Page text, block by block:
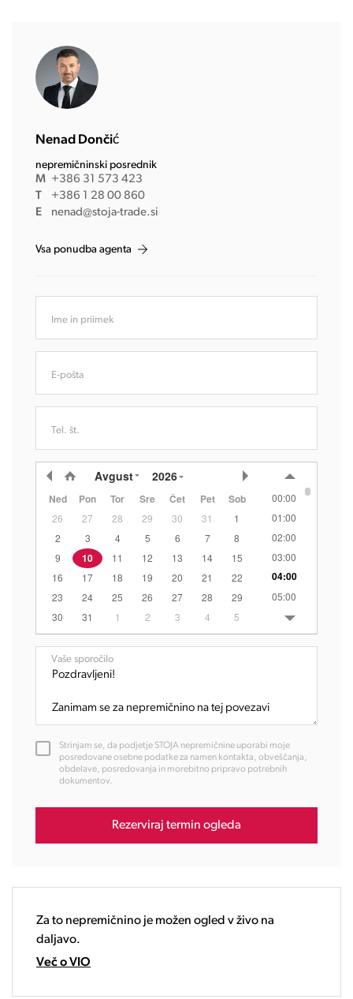
Nenad Dončić
nepremičninski posrednik
M +386 31 573 423
T
+386 1 28 00 860
E
nenad@stoja-trade.si
Vsa ponudba agenta
Ime in priimek
E-pošta
Tel. št.
Avgust 2026
Ned Pon Tor Sre Čet Pet Sob
26 27 28 29 30 31
1
2
3 4 5 6 7
8
9
10 11 12 13 14
15
16
17 18 19 20 21
22
23
24 25 26 27 28
29
30
31 1 2 3 4 5
00:00
01:00
02:00
03:00
04:00
05:00
06:00
07:00
13:00
14:00
20:00
Vaše sporočilo
Strinjam se, da podjetje STOJA nepremičnine uporabi moje
posredovane osebne podatke za namen kontakta, obveščanja,
obdelave, posredovanja in morebitno pripravo potrebnih
dokumentov.
Rezerviraj termin ogleda
Za to nepremičnino je možen ogled v živo na
daljavo.
Več o VIO